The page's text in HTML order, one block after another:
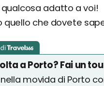
adatto a voi!
quello che dovete
a Porto? Fai un
movida di Porto